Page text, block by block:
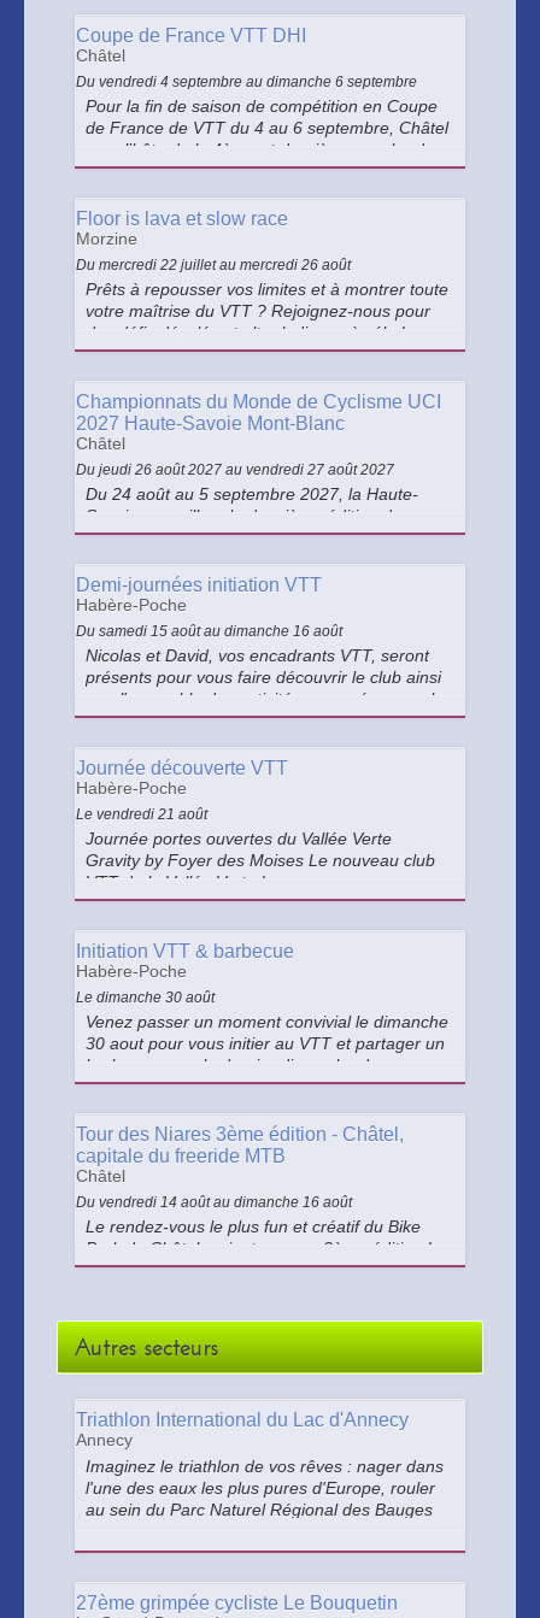
Coupe de France VTT DHI
Châtel
Du vendredi 4 septembre au dimanche 6 septembre
Pour la fin de saison de compétition en Coupe
de France de VTT du 4 au 6 septembre, Châtel
sera l’hôte de la 4ème et dernière manche de
la Coupe de France MTB – DHI UCI CLASSE 1.
Floor is lava et slow race
Morzine
Du mercredi 22 juillet au mercredi 26 août
Prêts à repousser vos limites et à montrer toute
votre maîtrise du VTT ? Rejoignez-nous pour
des défis décalés et ultra ludiques à vélo !
Championnats du Monde de Cyclisme UCI
2027 Haute-Savoie Mont-Blanc
Châtel
Du jeudi 26 août 2027 au vendredi 27 août 2027
Du 24 août au 5 septembre 2027, la Haute-
Savoie accueillera la deuxième édition des
Championnats du Monde de Cyclisme UCI, le
et du para cyclisme .
Demi-journées initiation VTT
Habère-Poche
Du samedi 15 août au dimanche 16 août
Nicolas et David, vos encadrants VTT, seront
présents pour vous faire découvrir le club ainsi
que l'ensemble des activités proposées pour la
saison 2026-2027.
Journée découverte VTT
Habère-Poche
Le vendredi 21 août
Journée portes ouvertes du Vallée Verte
Gravity by Foyer des Moises Le nouveau club
VTT de la Vallée Verte !
Initiation VTT & barbecue
Habère-Poche
Le dimanche 30 août
Venez passer un moment convivial le dimanche
30 aout pour vous initier au VTT et partager un
barbecue pour le dernier dimanche des
vacances
Tour des Niares 3ème édition - Châtel,
capitale du freeride MTB
Châtel
Du vendredi 14 août au dimanche 16 août
Le rendez-vous le plus fun et créatif du Bike
Park de Châtel revient pour sa 3ème édition !
Le Tour des Niares mélange ride engagé,
Autres secteurs
Triathlon International du Lac d'Annecy
Annecy
Imaginez le triathlon de vos rêves : nager dans
l'une des eaux les plus pures d'Europe, rouler
au sein du Parc Naturel Régional des Bauges
plein coeur d'Annecy entre L'Impérial Palace et
27ème grimpée cycliste Le Bouquetin